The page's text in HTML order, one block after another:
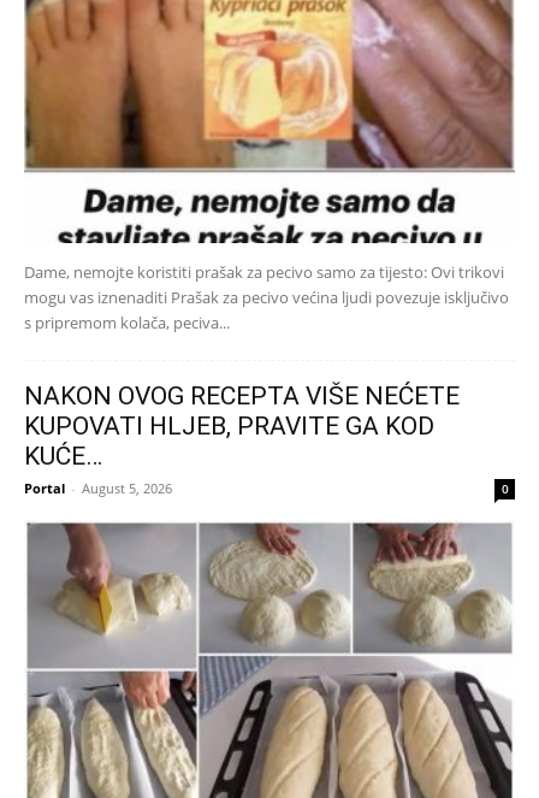
Dame, nemojte koristiti prašak za pecivo samo za tijesto: Ovi trikovi
mogu vas iznenaditi Prašak za pecivo većina ljudi povezuje isključivo
s pripremom kolača, peciva...
NAKON OVOG RECEPTA VIŠE NEĆETE
KUPOVATI HLJEB, PRAVITE GA KOD
KUĆE…
Portal - August 5, 2026 0